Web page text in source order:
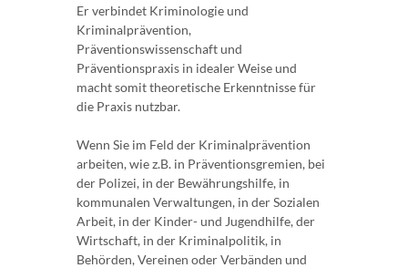
Er verbindet Kriminologie und
Kriminalprävention,
Präventionswissenschaft und
Präventionspraxis in idealer Weise und
macht somit theoretische Erkenntnisse für
die Praxis nutzbar.
Wenn Sie im Feld der Kriminalprävention
arbeiten, wie z.B. in Präventionsgremien, bei
der Polizei, in der Bewährungshilfe, in
kommunalen Verwaltungen, in der Sozialen
Arbeit, in der Kinder- und Jugendhilfe, der
Wirtschaft, in der Kriminalpolitik, in
Behörden, Vereinen oder Verbänden und